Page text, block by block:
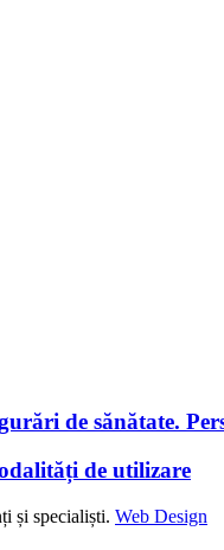
de sănătate.
de utilizare
și specialiști. Web Design